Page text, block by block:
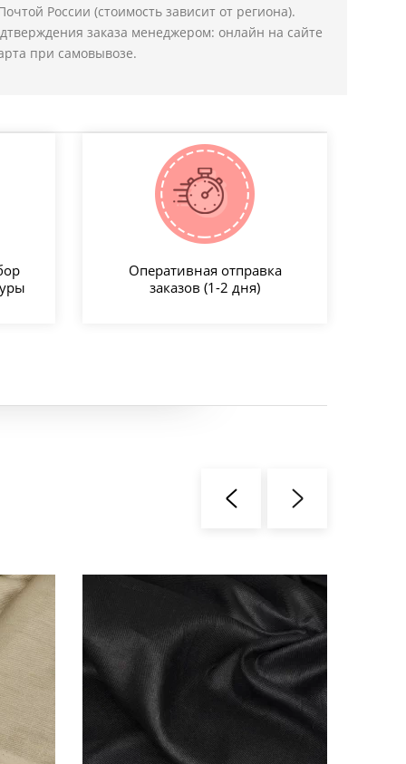
России (стоимость зависит от региона).
заказа менеджером: онлайн на сайте
при самовывозе.
Оперативная отправка
заказов (1-2 дня)